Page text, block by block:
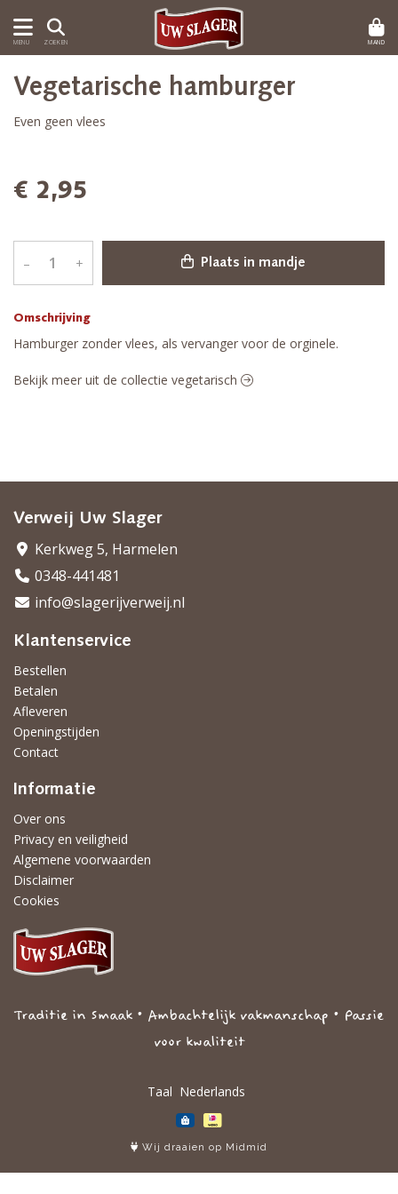
MENU ZOEKEN MAND
Omschrijving
Hamburger zonder vlees, als vervanger voor de orginele.
Vegetarische hamburger
Even geen vlees
€ 2,95
– + Plaats in mandje
Bekijk meer uit de collectie vegetarisch
Verweij Uw Slager
Kerkweg 5, Harmelen
0348-441481
info@slagerijverweij.nl
Klantenservice
Bestellen
Betalen
Afleveren
Openingstijden
Contact
Informatie
Over ons
Privacy en veiligheid
Algemene voorwaarden
Disclaimer
Cookies
Traditie in Smaak • Ambachtelijk vakmanschap • Passie
voor kwaliteit
Taal
Wij draaien op Midmid